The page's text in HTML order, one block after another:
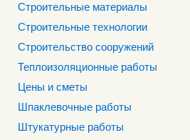
Строительные материалы
Строительные технологии
Строительство сооружений
Теплоизоляционные работы
Цены и сметы
Шпаклевочные работы
Штукатурные работы